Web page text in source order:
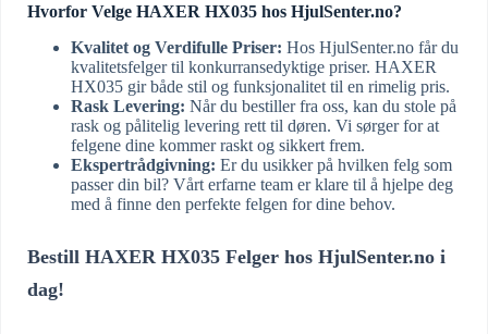
Hvorfor Velge HAXER HX035 hos HjulSenter.no?
Kvalitet og Verdifulle Priser: Hos HjulSenter.no får du
kvalitetsfelger til konkurransedyktige priser. HAXER
HX035 gir både stil og funksjonalitet til en rimelig pris.
Rask Levering: Når du bestiller fra oss, kan du stole på
rask og pålitelig levering rett til døren. Vi sørger for at
felgene dine kommer raskt og sikkert frem.
Ekspertrådgivning: Er du usikker på hvilken felg som
passer din bil? Vårt erfarne team er klare til å hjelpe deg
med å finne den perfekte felgen for dine behov.
Bestill HAXER HX035 Felger hos HjulSenter.no i
dag!